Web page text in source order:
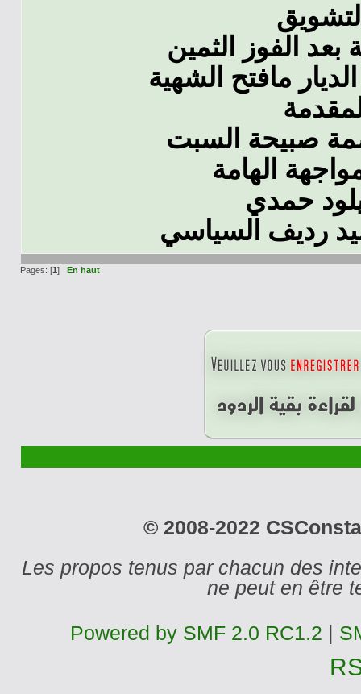
الفوز الثمين
مافتح الشهية
صبيحة السبت
الهامة
حمدي
رديف السياسي
Pages: [1] En haut
© 2008-2022
Les propos tenus par chacun des
ne peut en être
Powered by SMF 2.0 RC1.2 |